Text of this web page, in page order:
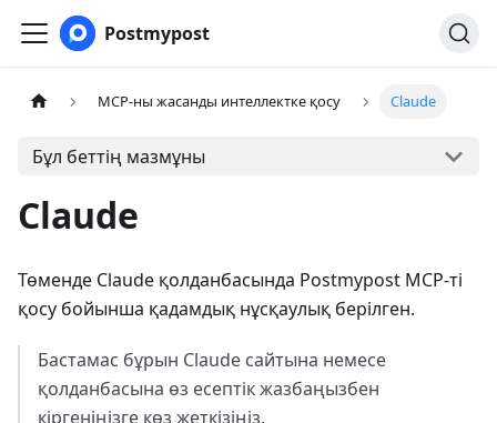
Postmypost
MCP-ны жасанды интеллектке қосу Claude
Бұл беттің мазмұны
Claude
Төменде Claude қолданбасында Postmypost MCP-ті
қосу бойынша қадамдық нұсқаулық берілген.
Бастамас бұрын Claude сайтына немесе
қолданбасына өз есептік жазбаңызбен
кіргеніңізге көз жеткізіңіз.